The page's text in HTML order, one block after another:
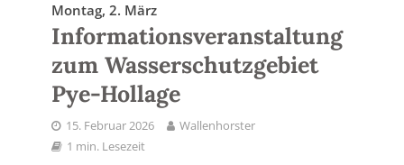
Montag, 2. März
Informationsveranstaltung
zum Wasserschutzgebiet
Pye-Hollage
15. Februar 2026
Wallenhorster
1 min. Lesezeit